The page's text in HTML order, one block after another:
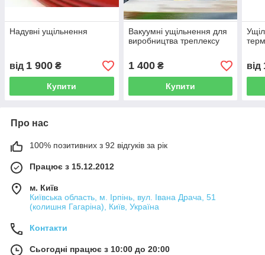
Надувні ущільнення
від 1 900 ₴
Купити
Вакуумні ущільнення для
виробництва треплексу
1 400₴
Купити
від
Про нас
100% позитивних з 92 відгуків за рік
Працює з 15.12.2012
м. Київ
Київська область, м. Ірпінь, вул. Івана Драча, 51
(колишня Гагаріна), Київ, Україна
Контакти
Сьогодні працює з 10:00 до 20:00